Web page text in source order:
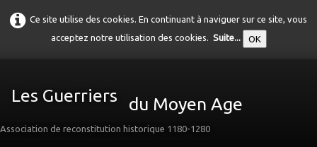
Ce site utilise des cookies. En continuant à naviguer sur ce site, vous
acceptez notre utilisation des cookies. Suite... OK
Les Guerriers du Moyen Age
Association de reconstitution historique 1180-1280